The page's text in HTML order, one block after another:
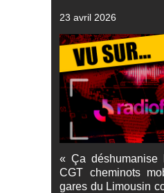
23 avril 2026
« Ça
CGT cheminots
gares du Limousin